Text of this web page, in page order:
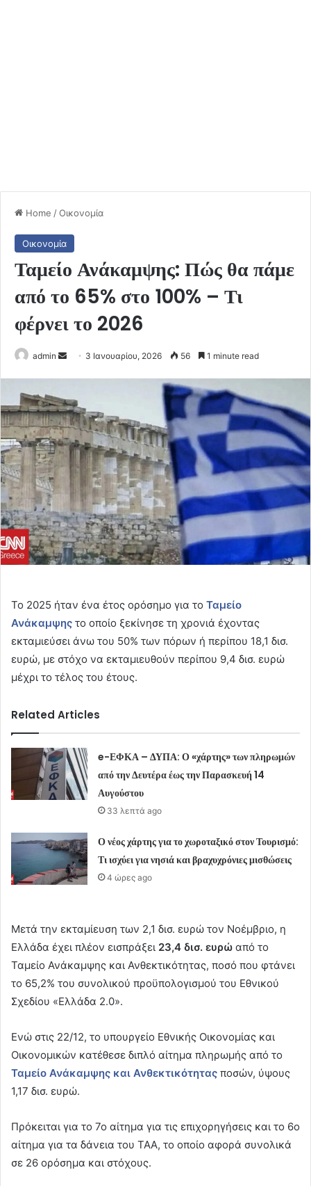
Home /Οικονομία
Οικονομία
Ταμείο Ανάκαμψης: Πώς θα πάμε
από το 65% στο 100% – Τι
φέρνει το 2026
admin
Send 3 Ιανουαρίου, 2026 56 1 minute read
Το 2025 ήταν ένα έτος ορόσημο για το Ταμείο
Ανάκαμψης το οποίο ξεκίνησε τη χρονιά έχοντας
εκταμιεύσει άνω του 50% των πόρων ή περίπου 18,1 δισ.
ευρώ, με στόχο να εκταμιευθούν περίπου 9,4 δισ. ευρώ
μέχρι το τέλος του έτους.
Related Articles
e-ΕΦΚΑ – ΔΥΠΑ: Ο «χάρτης» των πληρωμών
από την Δευτέρα έως την Παρασκευή 14
Αυγούστου
33 λεπτά ago
Ο νέος χάρτης για το χωροταξικό στον Τουρισμό:
Τι ισχύει για νησιά και βραχυχρόνιες μισθώσεις
4 ώρες ago
Μετά την εκταμίευση των 2,1 δισ. ευρώ τον Νοέμβριο, η
Ελλάδα έχει πλέον εισπράξει 23,4 δισ. ευρώ από το
Ταμείο Ανάκαμψης και Ανθεκτικότητας, ποσό που φτάνει
το 65,2% του συνολικού προϋπολογισμού του Εθνικού
Σχεδίου «Ελλάδα 2.0».
Ενώ στις 22/12, το υπουργείο Εθνικής Οικονομίας και
Οικονομικών κατέθεσε διπλό αίτημα πληρωμής από το
Ταμείο Ανάκαμψης και Ανθεκτικότητας ποσών, ύψους
1,17 δισ. ευρώ.
Πρόκειται για το 7ο αίτημα για τις επιχορηγήσεις και το 6ο
αίτημα για τα δάνεια του ΤΑΑ, το οποίο αφορά συνολικά
σε 26 ορόσημα και στόχους.